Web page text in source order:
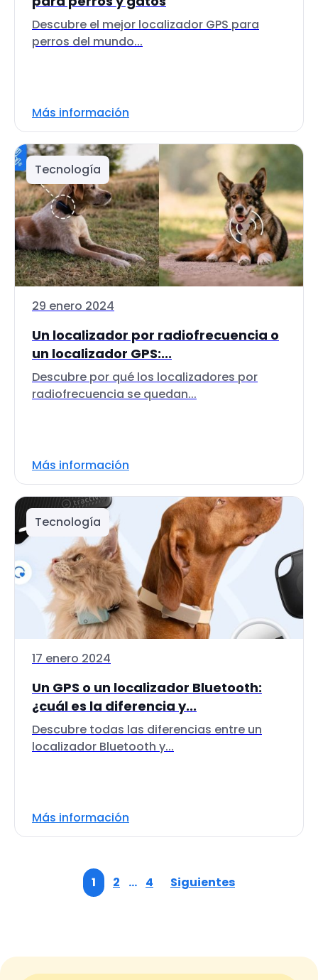
Descubre el mejor localizador GPS para
perros del mundo...
Más información
Tecnología
29 enero 2024
Un localizador por radiofrecuencia o
un localizador GPS:...
Descubre por qué los localizadores por
radiofrecuencia se quedan...
Más información
Tecnología
17 enero 2024
Un GPS o un localizador Bluetooth:
¿cuál es la diferencia y...
Descubre todas las diferencias entre un
localizador Bluetooth y...
Más información
1 2 … 4 Siguientes